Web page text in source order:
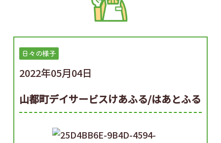
日々の様子
2022年05月04日
山都町デイサービスけあふる/はあとふる